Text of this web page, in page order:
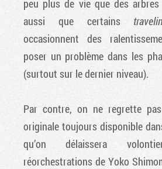
peu plus de vie que des
aussi que certains
occasionnent des
poser un problème dans les
(surtout sur le dernier niveau).
Par contre, on ne regrette pas
originale toujours disponible
qu’on délaissera
réorchestrations de Yoko